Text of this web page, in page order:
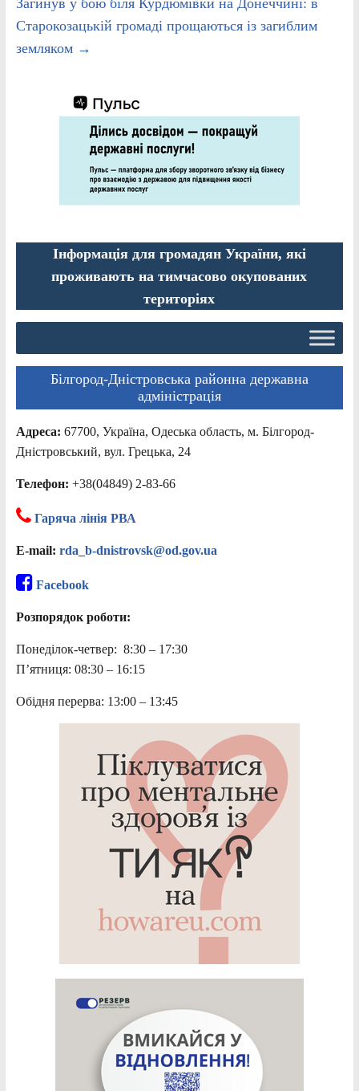
Старокозацькій громаді прощаються із загиблим
земляком →
Інформація для громадян України, які
проживають на тимчасово окупованих
територіях
Білгород-Дністровська районна державна
адміністрація
Адреса: 67700, Україна, Одеська область, м. Білгород-
Дністровський, вул. Грецька, 24
Телефон: +38(04849) 2-83-66
Гаряча лінія РВА
E-mail: rda_b-dnistrovsk@od.gov.ua
Facebook
Розпорядок роботи:
Понеділок-четвер: 8:30 – 17:30
П’ятниця: 08:30 – 16:15
Обідня перерва: 13:00 – 13:45